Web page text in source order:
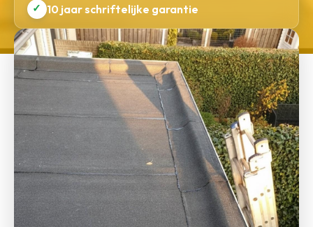
✓ 10 jaar schriftelijke garantie